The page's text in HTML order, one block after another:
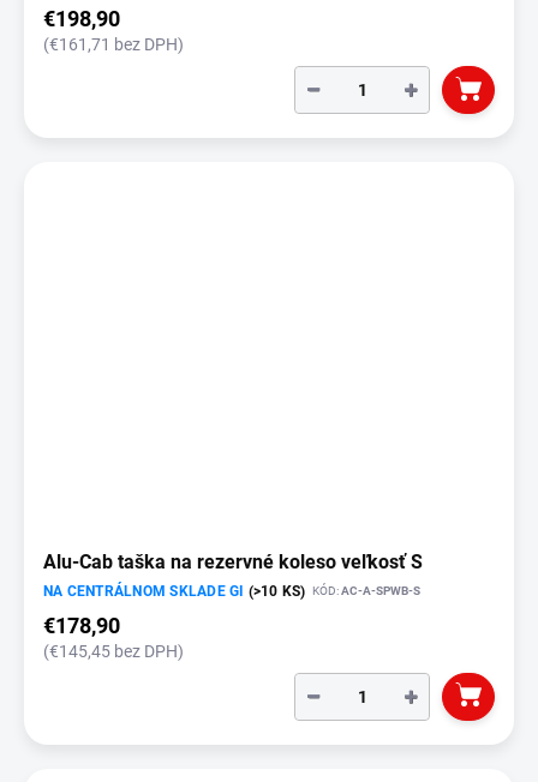
€198,90
(€161,71 bez DPH)
+
−
Alu-Cab taška na rezervné koleso veľkosť S
NA CENTRÁLNOM SKLADE GI (>10 KS) KÓD:AC-A-SPWB-S
€178,90
(€145,45 bez DPH)
+
−